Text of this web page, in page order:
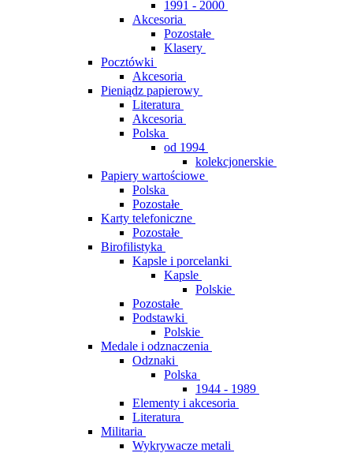
1991 - 2000
Akcesoria
Pozostałe
Klasery
Pocztówki
Akcesoria
Pieniądz papierowy
Literatura
Akcesoria
Polska
od 1994
kolekcjonerskie
Papiery wartościowe
Polska
Pozostałe
Karty telefoniczne
Pozostałe
Birofilistyka
Kapsle i porcelanki
Kapsle
Polskie
Pozostałe
Podstawki
Polskie
Medale i odznaczenia
Odznaki
Polska
1944 - 1989
Elementy i akcesoria
Literatura
Militaria
Wykrywacze metali